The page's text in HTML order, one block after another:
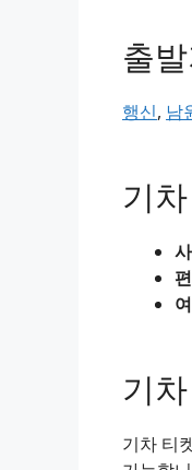
출
행신, 남
기
기
기차 티